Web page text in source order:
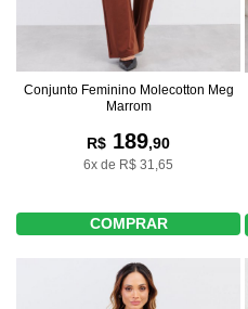
Conjunto Feminino Molecotton Meg
Marrom
R$ 189,90
6x de R$ 31,65
COMPRAR